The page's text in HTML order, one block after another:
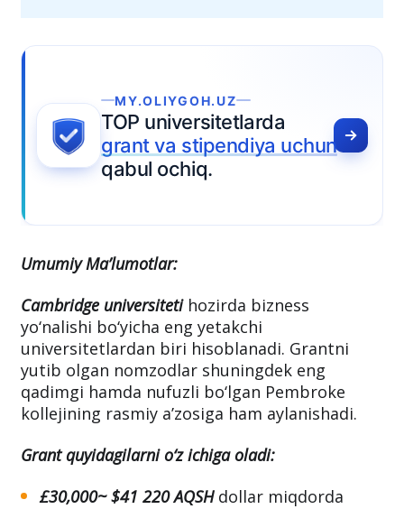
Umumiy Ma’lumotlar:
Cambridge universitetihozirda bizness
yo‘nalishi bo‘yicha eng yetakchi
universitetlardan biri hisoblanadi. Grantni
qadimgi hamda nufuzli bo‘lgan Pembroke